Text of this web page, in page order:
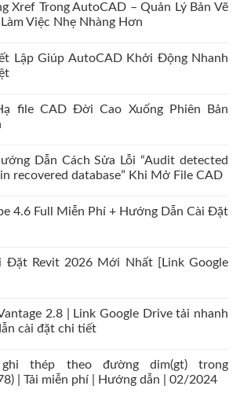
Xref Trong AutoCAD – Quản Lý Bản Vẽ
Việc Nhẹ Nhàng Hơn
Lập Giúp AutoCAD Khởi Động Nhanh
file CAD Đời Cao Xuống Phiên Bản
Dẫn Cách Sửa Lỗi “Audit detected
recovered database” Khi Mở File CAD
4.6 Full Miễn Phí + Hướng Dẫn Cài Đặt
Đặt Revit 2026 Mới Nhất [Link Google
2.8 | Link Google Drive tải nhanh
cài đặt chi tiết
thép theo đường dim(gt) trong
| Tải miễn phí | Hướng dẫn | 02/2024